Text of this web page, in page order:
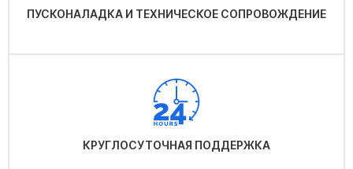
ПУСКОНАЛАДКА И ТЕХНИЧЕСКОЕ СОПРОВОЖДЕНИЕ
КРУГЛОСУТОЧНАЯ ПОДДЕРЖКА